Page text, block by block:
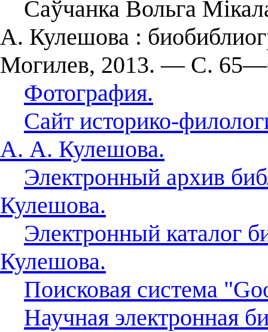
Саўчанка Вольга
А. Кулешова :
Могилев, 2013. — С.
Фотография.
Сайт историко-
А. А. Кулешова.
Электронный архив
Кулешова.
Электронный каталог
Кулешова.
Поисковая система
Научная электронная